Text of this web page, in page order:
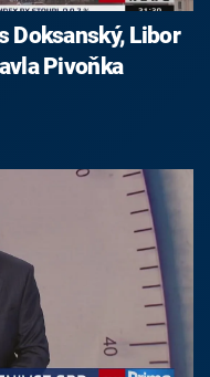
Doksanský, Libor
Pivoňka